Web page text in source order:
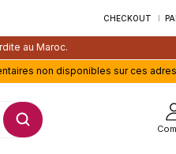
CHECKOUT
au Maroc.
non disponibles sur ces